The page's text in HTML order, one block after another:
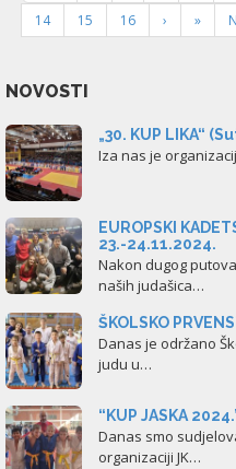
14
15 16 › »
NOVOSTI
„30. KUP LIKA“
Iza nas je
EUROPSKI
23.-24.11.2024.
Nakon dugog
naših judašica…
ŠKOLSKO
Danas je održano
judu u…
“KUP JASKA
Danas smo
organizaciji JK…